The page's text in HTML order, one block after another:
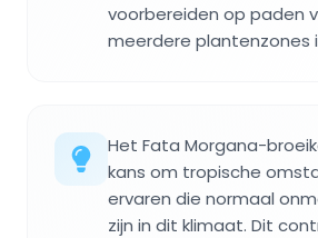
voorbereiden op paden
meerdere plantenzones
Het Fata Morgana-
kans om tropische
ervaren die normaal
zijn in dit klimaat. Dit